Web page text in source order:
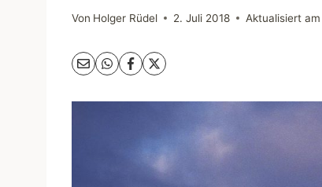
Von Holger Rüdel 2. Juli 2018 Aktualisiert am